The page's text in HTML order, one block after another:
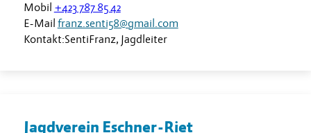
Mobil +423 787 85 42
E-Mail franz.senti58@gmail.com
Kontakt:SentiFranz, Jagdleiter
Jagdverein Eschner-Riet